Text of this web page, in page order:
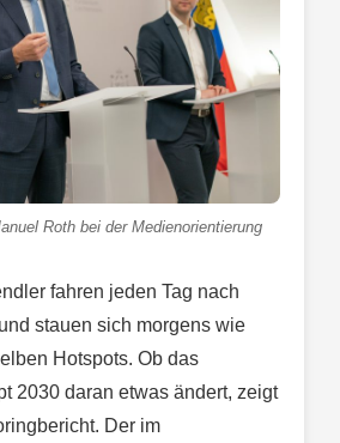
Roth bei der Medienorientierung
fahren jeden Tag nach
stauen sich morgens wie
Hotspots. Ob das
2030 daran etwas ändert, zeigt
Der im